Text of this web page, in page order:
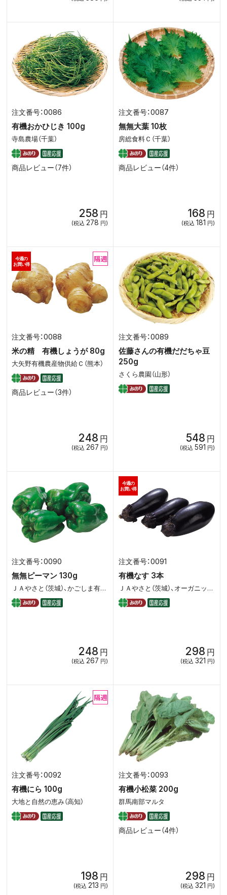
0086
有機おかひじき 100g
寺島農場（千葉）
商品レビュー（7件）
258 円
(税込 278 円)
0087
無無大葉 10枚
房総食料Ｃ（千葉）
商品レビュー（4件）
168 円
(税込 181 円)
0088
米の精 有機しょうが 80g
大矢野有機農産物供給Ｃ（熊本）
今週の
お買い得
商品レビュー（3件）
248 円
(税込 267 円)
0089
佐藤さんの有機だだちゃ豆
250g
さくら農園（山形）
548 円
(税込 591 円)
0090
無無ピーマン 130g
ＪＡやさと（茨城）、かごしま有機生産組合、丸和（千葉）
248 円
(税込 267 円)
0091
有機なす 3本
ＪＡやさと（茨城）、オーガニックハイツ（茨城）、グットファーム（山梨）
今週の
お買い得
298 円
(税込 321 円)
0092
有機にら 100g
大地と自然の恵み（高知）
198 円
(税込 213 円)
0093
有機小松菜 200g
群馬南部マルタ
商品レビュー（4件）
298 円
(税込 321 円)